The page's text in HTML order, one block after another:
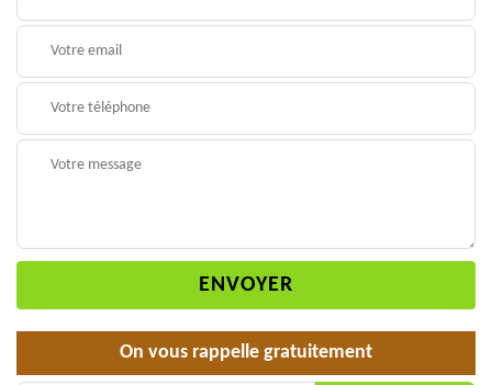
On vous rappelle gratuitement